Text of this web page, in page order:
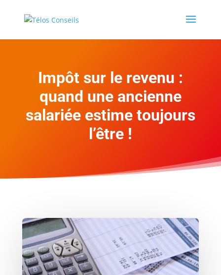
Impôt sur le revenu :
quand une ancienne
salariée estime toujours
l’être !